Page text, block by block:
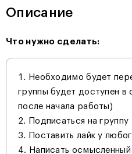
Описание
Что нужно сделать:
Необходимо будет
группы будет доступен в
после начала работы)
Подписаться на группу
Поставить лайк у
Написать